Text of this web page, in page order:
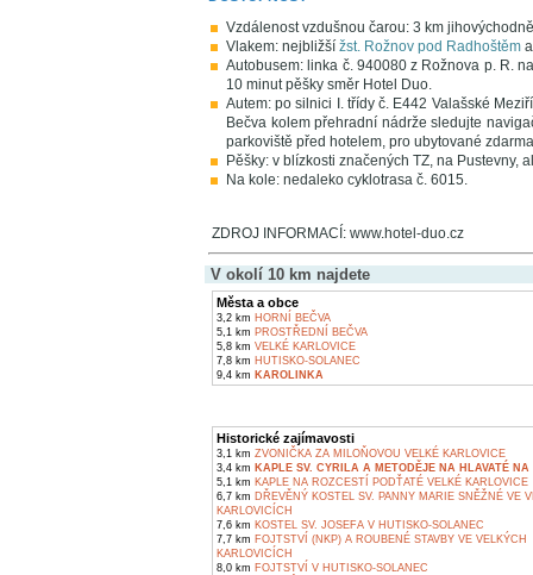
Vzdálenost vzdušnou čarou: 3 km
Vlakem: nejbližší žst. Rožnov pod Radhoštěm
Autobusem: linka č. 940080 z Rožnova p. R.
10 minut pěšky směr Hotel Duo.
Autem: po silnici I. třídy č. E442 Valašské
Bečva kolem přehradní nádrže sledujte
parkoviště před hotelem, pro ubytované
Pěšky: v blízkosti značených TZ, na Pustevny,
Na kole: nedaleko cyklotrasa č. 6015.
ZDROJ INFORMACÍ: www.hotel-duo.cz
V okolí 10 km najdete
Města a obce
3,2 km HORNÍ BEČVA
5,1 km PROSTŘEDNÍ BEČVA
5,8 km VELKÉ KARLOVICE
7,8 km HUTISKO-SOLANEC
9,4 km KAROLINKA
Historické zajímavosti
3,1 km ZVONIČKA ZA MILOŇOVOU VELKÉ KARLOVICE
3,4 km KAPLE SV. CYRILA A METODĚJE NA HLAVATÉ NA
5,1 km KAPLE NA ROZCESTÍ PODŤATÉ VELKÉ KARLOVICE
6,7 km DŘEVĚNÝ KOSTEL SV. PANNY MARIE SNĚŽNÉ VE
KARLOVICÍCH
7,6 km KOSTEL SV. JOSEFA V HUTISKO-SOLANEC
7,7 km FOJTSTVÍ (NKP) A ROUBENÉ STAVBY VE VELKÝCH
KARLOVICÍCH
8,0 km FOJTSTVÍ V HUTISKO-SOLANEC